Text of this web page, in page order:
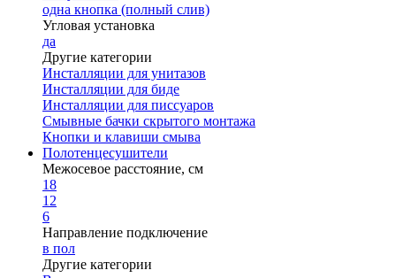
одна кнопка (полный слив)
Угловая установка
да
Другие категории
Инсталляции для унитазов
Инсталляции для биде
Инсталляции для писсуаров
Смывные бачки скрытого монтажа
Кнопки и клавиши смыва
Полотенцесушители
Межосевое расстояние, см
18
12
6
Направление подключение
в пол
Другие категории